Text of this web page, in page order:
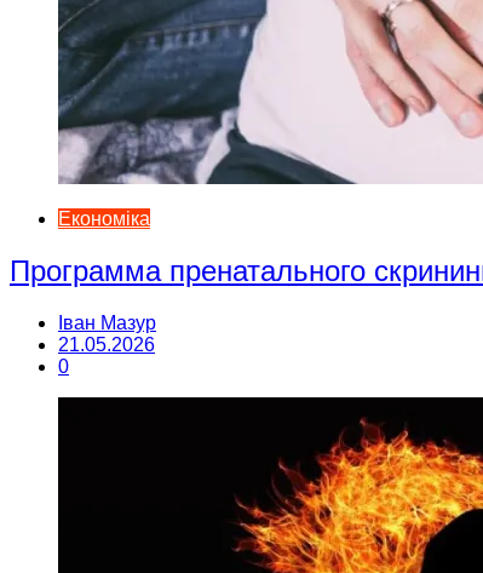
Економіка
Программа пренатального
Іван Мазур
21.05.2026
0